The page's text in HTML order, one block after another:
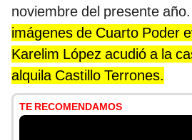
noviembre del presente
imágenes de Cuarto Poder
Karelim López acudió a la
alquila Castillo Terrones.
TE RECOMENDAMOS